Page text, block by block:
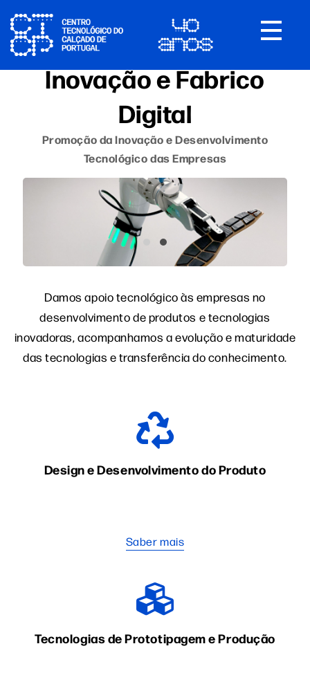
Toggle
Inovação e Fabrico
Digital
Promoção da Inovação e Desenvolvimento
Tecnológico das Empresas
Damos apoio tecnológico às empresas no
desenvolvimento de produtos e tecnologias
inovadoras, acompanhamos a evolução e maturidade
das tecnologias e transferência do conhecimento.
Design e Desenvolvimento do Produto
Saber mais
Tecnologias de Prototipagem e Produção